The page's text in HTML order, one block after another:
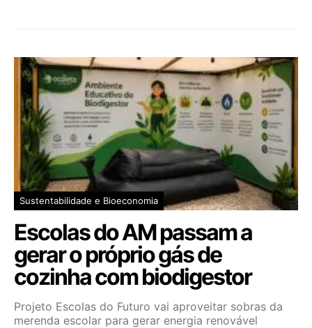
Sustentabilidade e Bioeconomia
Escolas do AM passam a
gerar o próprio gás de
cozinha com biodigestor
Projeto Escolas do Futuro vai aproveitar sobras da
merenda escolar para gerar energia renovável